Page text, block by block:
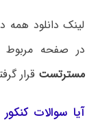
لینک دانلود همه
در صفحه
مسترتست قرار